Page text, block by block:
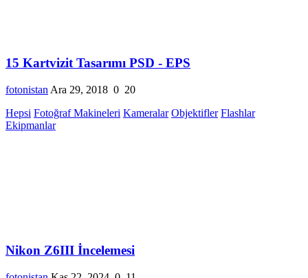
15 Kartvizit Tasarımı PSD - EPS
fotonistan Ara 29, 2018 0 20
Hepsi Fotoğraf Makineleri Kameralar Objektifler Flashlar
Ekipmanlar
Nikon Z6III İncelemesi